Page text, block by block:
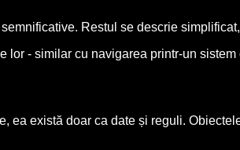
Restul se descrie
- similar cu navigarea printr-un sistem
există doar ca date și reguli.